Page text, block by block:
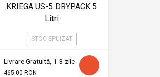
KRIEGA US-5 DRYPACK 5
Litri
STOC EPUIZAT
Livrare Gratuită, 1-3 zile
465.00 RON